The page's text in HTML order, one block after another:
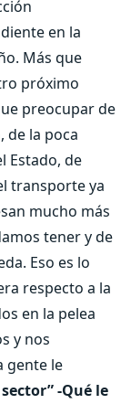
en la
Más que
próximo
preocupar de
de la poca
Estado, de
transporte ya
mucho más
tener y de
Eso es lo
respecto a la
en la pelea
y nos
gente le
-Qué le